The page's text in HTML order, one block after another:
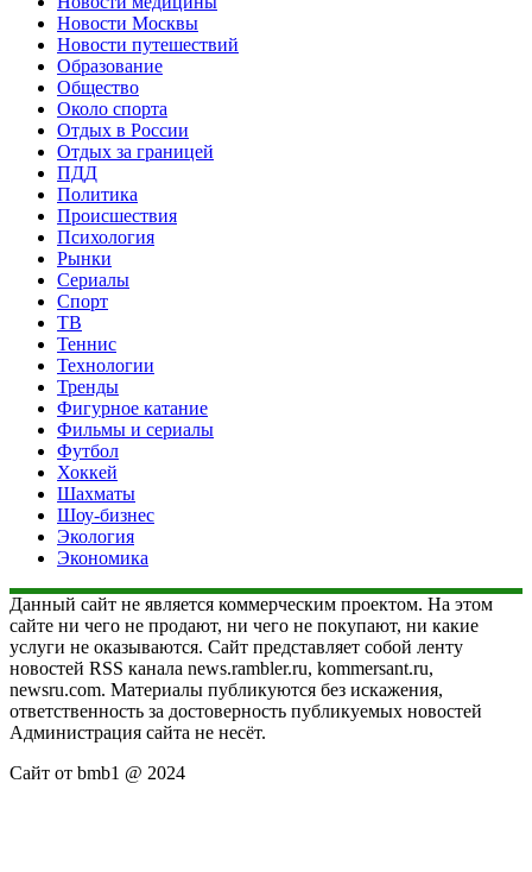
Новости Москвы
Новости путешествий
Образование
Общество
Около спорта
Отдых в России
Отдых за границей
ПДД
Политика
Происшествия
Психология
Рынки
Сериалы
Спорт
ТВ
Теннис
Технологии
Тренды
Фигурное катание
Фильмы и сериалы
Футбол
Хоккей
Шахматы
Шоу-бизнес
Экология
Экономика
Данный сайт не является коммерческим проектом. На этом
сайте ни чего не продают, ни чего не покупают, ни какие
услуги не оказываются. Сайт представляет собой ленту
новостей RSS канала news.rambler.ru, kommersant.ru,
newsru.com. Материалы публикуются без искажения,
ответственность за достоверность публикуемых новостей
Администрация сайта не несёт.
Сайт от bmb1 @ 2024